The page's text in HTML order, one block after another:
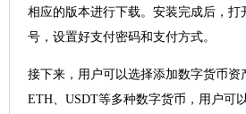
相应的版本进行下载。安装完成后，打
号，设置好支付密码和支付方式。
接下来，用户可以选择添加数字货币资
ETH、USDT等多种数字货币，用户可